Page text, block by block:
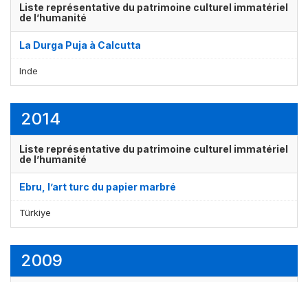
Liste représentative du patrimoine culturel immatériel
de l’humanité
La Durga Puja à Calcutta
Inde
2014
Liste représentative du patrimoine culturel immatériel
de l’humanité
Ebru, l’art turc du papier marbré
Türkiye
2009